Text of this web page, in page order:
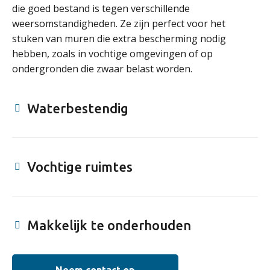
die goed bestand is tegen verschillende
weersomstandigheden. Ze zijn perfect voor het
stuken van muren die extra bescherming nodig
hebben, zoals in vochtige omgevingen of op
ondergronden die zwaar belast worden.
Waterbestendig
Vochtige ruimtes
Makkelijk te onderhouden